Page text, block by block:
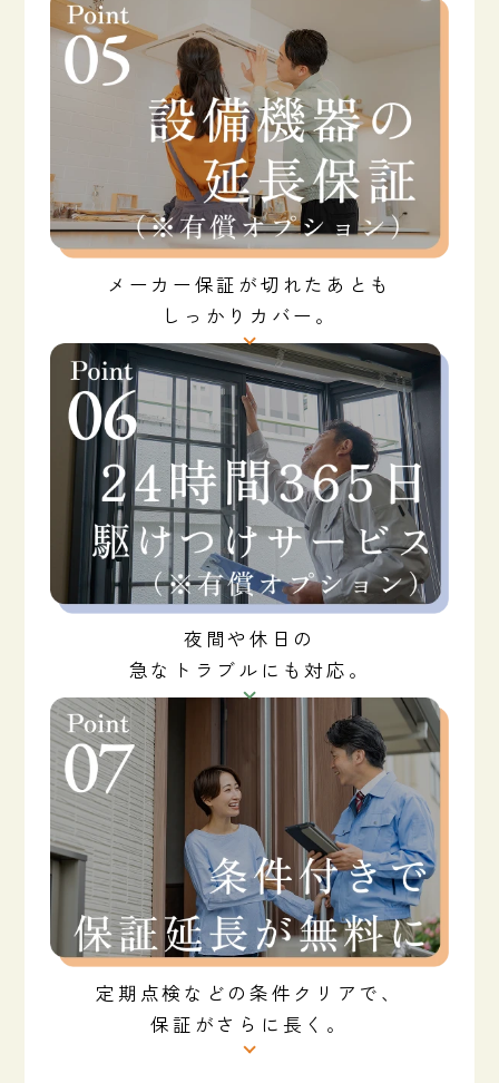
メーカー保証が切れたあとも
しっかりカバー。
夜間や休日の
急なトラブルにも対応。
定期点検などの条件クリアで、
保証がさらに長く。